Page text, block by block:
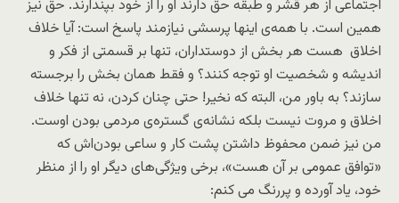
اجتماعی از هر قشر و طبقه حق دارند او را از خود بپندارند. حق نیز
همین است. با همه‌ی اینها پرسشی نیازمند پاسخ است: آیا خلاف
اخلاق هست هر بخش از دوستداران، تنها بر قسمتی از فکر و
اندیشه و شخصیت او توجه کنند؟ و فقط همان بخش را برجسته
سازند؟ به باور من، البته که نخیر! حتی چنان کردن، نه تنها خلاف
اخلاق و مروت نیست بلکه نشانه‌ی گستره‌ی مردمی بودن اوست.
من نیز ضمن محفوظ داشتن پشت کار و ساعی بودن‌اش که
«توافق عمومی بر آن هست»، برخی ویژگی‌های دیگر او را از منظر
خود، یاد آورده و پررنگ می کنم: